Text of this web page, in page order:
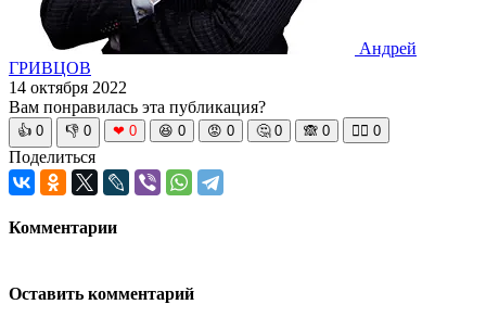
Андрей
ГРИВЦОВ
14 октября 2022
Вам понравилась эта публикация?
👍 0 👎 0 ❤ 0 😆 0 😡 0 🤔 0 🙈 0 🧘‍♀️ 0
Поделиться
Комментарии
Оставить комментарий